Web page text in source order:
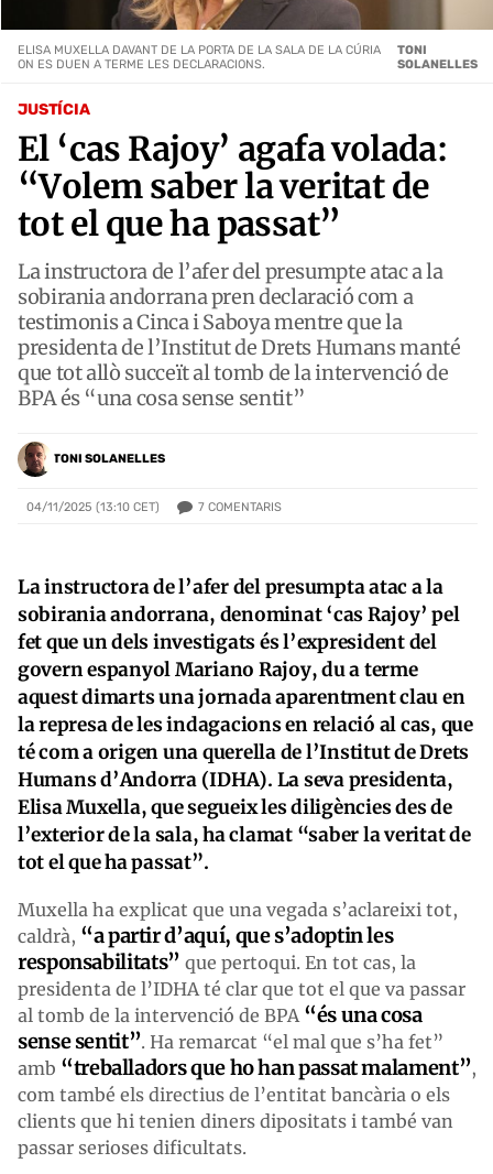
JUSTÍCIA
El ‘cas Rajoy’ agafa volada:
“Volem saber la veritat de
tot el que ha passat”
La instructora de l’afer del presumpte atac a la
sobirania andorrana pren declaració com a
testimonis a Cinca i Saboya mentre que la
presidenta de l’Institut de Drets Humans manté
que tot allò succeït al tomb de la intervenció de
BPA és “una cosa sense sentit”
TONI SOLANELLES
04/11/2025 (13:10 CET) 7 COMENTARIS
ELISA MUXELLA DAVANT DE LA PORTA DE LA SALA DE LA CÚRIA
ON ES DUEN A TERME LES DECLARACIONS.
TONI
SOLANELLES
La instructora de l’afer del presumpta atac a la
sobirania andorrana, denominat ‘cas Rajoy’ pel
fet que un dels investigats és l’expresident del
govern espanyol Mariano Rajoy, du a terme
aquest dimarts una jornada aparentment clau en
la represa de les indagacions en relació al cas, que
té com a origen una querella de l’Institut de Drets
Humans d’Andorra (IDHA). La seva presidenta,
Elisa Muxella, que segueix les diligències des de
l’exterior de la sala, ha clamat “saber la veritat de
tot el que ha passat”.
Muxella ha explicat que una vegada s’aclareixi tot,
caldrà, “a partir d’aquí, que s’adoptin les
responsabilitats” que pertoqui. En tot cas, la
presidenta de l’IDHA té clar que tot el que va passar
al tomb de la intervenció de BPA “és una cosa
sense sentit”. Ha remarcat “el mal que s’ha fet”
amb “treballadors que ho han passat malament”,
com també els directius de l’entitat bancària o els
clients que hi tenien diners dipositats i també van
passar serioses dificultats.